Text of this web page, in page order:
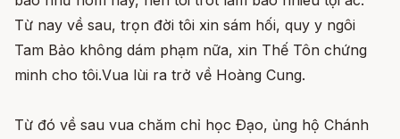
Từ nay về sau, trọn đời tôi xin sám hối, quy y ngôi
Tam Bảo không dám phạm nữa, xin Thế Tôn chứng
minh cho tôi.Vua lùi ra trở về Hoàng Cung.
Từ đó về sau vua chăm chỉ học Ðạo, ủng hộ Chánh